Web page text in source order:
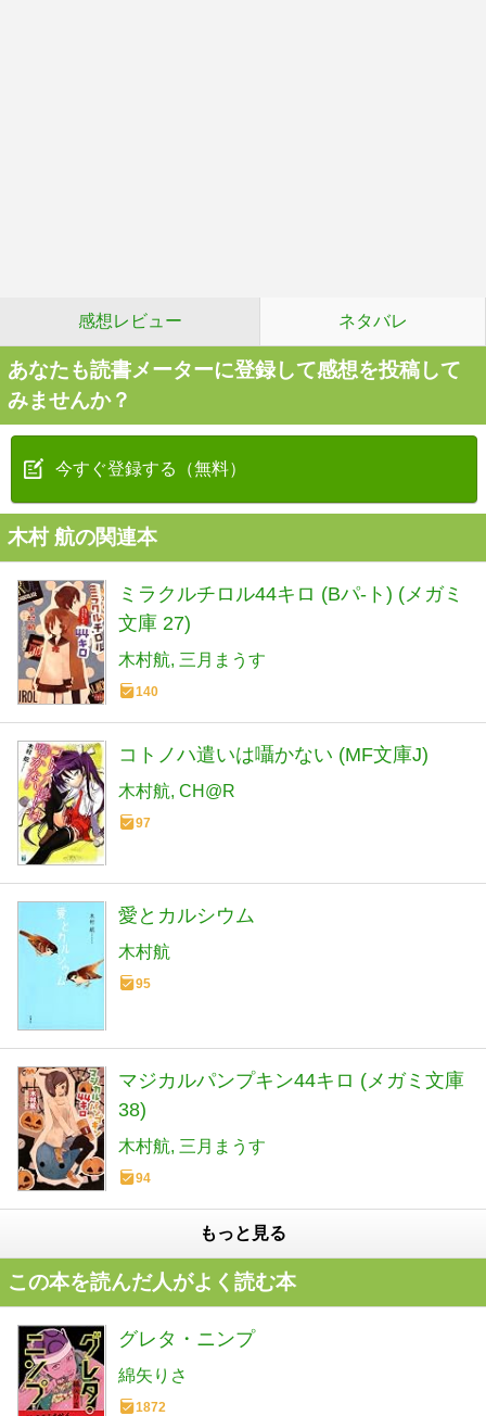
感想レビュー ネタバレ
あなたも読書メーターに登録して感想を投稿して
みませんか？
今すぐ登録する（無料）
木村 航の関連本
ミラクルチロル44キロ (Bパ-ト) (メガミ
文庫 27)
木村航 三月まうす
140
コトノハ遣いは囁かない (MF文庫J)
木村航 CH@R
97
愛とカルシウム
木村航
95
マジカルパンプキン44キロ (メガミ文庫
38)
木村航 三月まうす
94
もっと見る
この本を読んだ人がよく読む本
グレタ・ニンプ
綿矢りさ
1872